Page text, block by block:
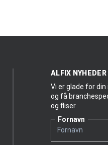
ALFIX NYHEDER
Vi er glade for
og få
og fliser.
Fornavn